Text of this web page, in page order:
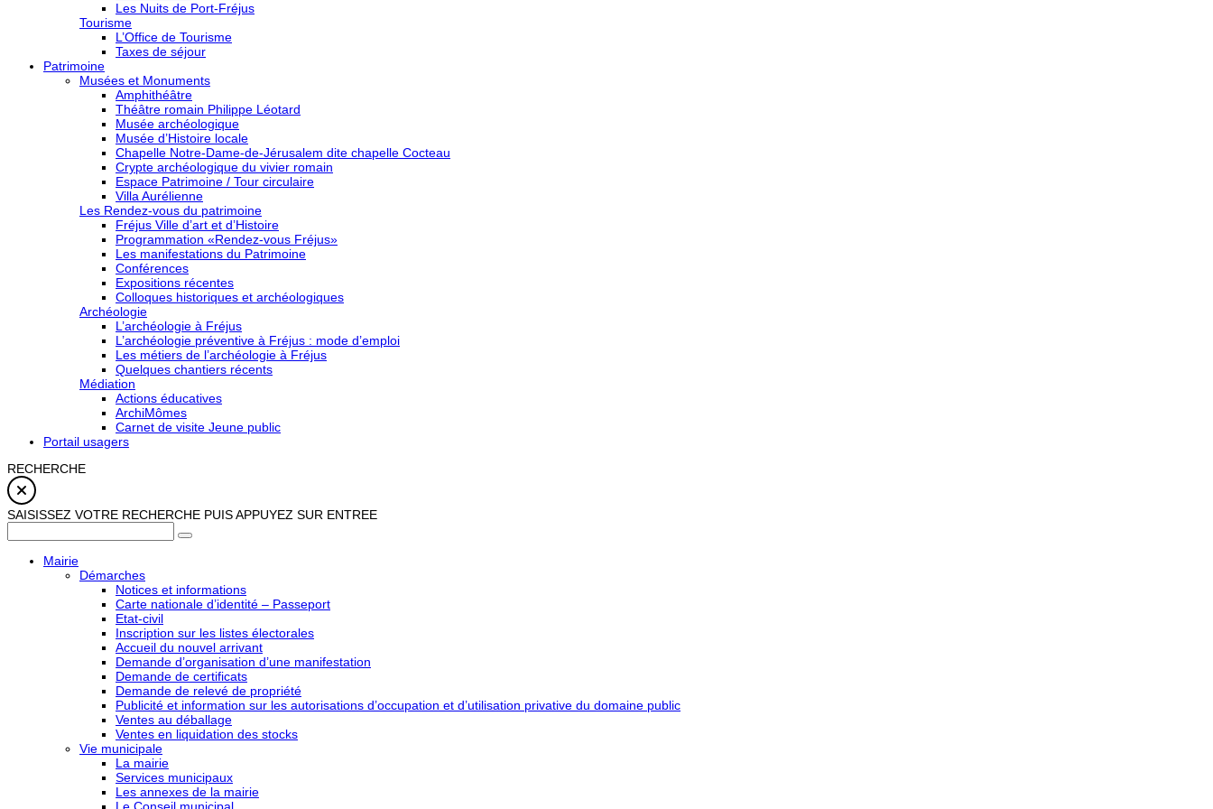
Les Nuits de Port-Fréjus
Tourisme
L’Office de Tourisme
Taxes de séjour
Patrimoine
Musées et Monuments
Amphithéâtre
Théâtre romain Philippe Léotard
Musée archéologique
Musée d’Histoire locale
Chapelle Notre-Dame-de-Jérusalem dite chapelle Cocteau
Crypte archéologique du vivier romain
Espace Patrimoine / Tour circulaire
Villa Aurélienne
Les Rendez-vous du patrimoine
Fréjus Ville d’art et d’Histoire
Programmation «Rendez-vous Fréjus»
Les manifestations du Patrimoine
Conférences
Expositions récentes
Colloques historiques et archéologiques
Archéologie
L’archéologie à Fréjus
L’archéologie préventive à Fréjus : mode d’emploi
Les métiers de l’archéologie à Fréjus
Quelques chantiers récents
Médiation
Actions éducatives
ArchiMômes
Carnet de visite Jeune public
Portail usagers
RECHERCHE
SAISISSEZ VOTRE RECHERCHE PUIS APPUYEZ SUR ENTREE
Mairie
Démarches
Notices et informations
Carte nationale d’identité – Passeport
Etat-civil
Inscription sur les listes électorales
Accueil du nouvel arrivant
Demande d’organisation d’une manifestation
Demande de certificats
Demande de relevé de propriété
Publicité et information sur les autorisations d’occupation et d’utilisation privative du domaine public
Ventes au déballage
Ventes en liquidation des stocks
Vie municipale
La mairie
Services municipaux
Les annexes de la mairie